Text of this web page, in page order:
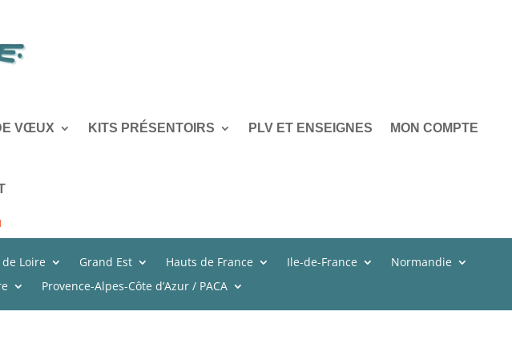
VŒUX KITS PRÉSENTOIRS PLV ET ENSEIGNES MON COMPTE
Loire Grand Est Hauts de France Ile-de-France
Normandie
Provence-Alpes-Côte d’Azur / PACA